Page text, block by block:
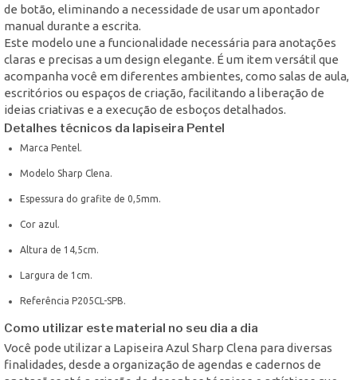
de botão, eliminando a necessidade de usar um apontador
manual durante a escrita.
Este modelo une a funcionalidade necessária para anotações
claras e precisas a um design elegante. É um item versátil que
acompanha você em diferentes ambientes, como salas de aula,
escritórios ou espaços de criação, facilitando a liberação de
ideias criativas e a execução de esboços detalhados.
Detalhes técnicos da lapiseira Pentel
Marca Pentel.
Modelo Sharp Clena.
Espessura do grafite de 0,5mm.
Cor azul.
Altura de 14,5cm.
Largura de 1cm.
Referência P205CL-SPB.
Como utilizar este material no seu dia a dia
Você pode utilizar a Lapiseira Azul Sharp Clena para diversas
finalidades, desde a organização de agendas e cadernos de